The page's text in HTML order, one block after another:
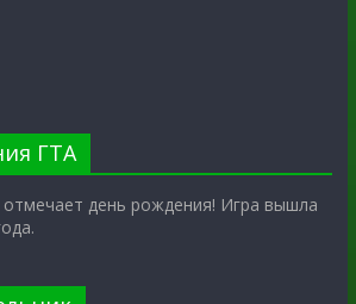
ГТА
отмечает день рождения! Игра вышла